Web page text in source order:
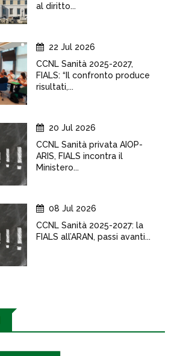
al diritto...
22 Jul 2026
CCNL Sanità 2025-2027,
FIALS: “Il confronto produce
risultati,...
20 Jul 2026
CCNL Sanità privata AIOP-
ARIS, FIALS incontra il
Ministero...
08 Jul 2026
CCNL Sanità 2025-2027: la
FIALS all’ARAN, passi avanti...